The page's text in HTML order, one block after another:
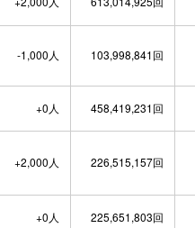
-1,000人 103,998,841回
+0人 458,419,231回
+2,000人 226,515,157回
+0人 225,651,803回